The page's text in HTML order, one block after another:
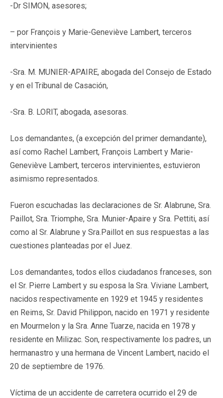
-Dr SIMON, asesores;
– por François y Marie-Geneviève Lambert, terceros
intervinientes
-Sra. M. MUNIER-APAIRE, abogada del Consejo de Estado
y en el Tribunal de Casación,
-Sra. B. LORIT, abogada, asesoras.
Los demandantes, (a excepción del primer demandante),
así como Rachel Lambert, François Lambert y Marie-
Geneviève Lambert, terceros intervinientes, estuvieron
asimismo representados.
Fueron escuchadas las declaraciones de Sr. Alabrune, Sra.
Paillot, Sra. Triomphe, Sra. Munier-Apaire y Sra. Pettiti, así
como al Sr. Alabrune y Sra.Paillot en sus respuestas a las
cuestiones planteadas por el Juez.
Los demandantes, todos ellos ciudadanos franceses, son
el Sr. Pierre Lambert y su esposa la Sra. Viviane Lambert,
nacidos respectivamente en 1929 et 1945 y residentes
en Reims, Sr. David Philippon, nacido en 1971 y residente
en Mourmelon y la Sra. Anne Tuarze, nacida en 1978 y
residente en Milizac. Son, respectivamente los padres, un
hermanastro y una hermana de Vincent Lambert, nacido el
20 de septiembre de 1976.
Víctima de un accidente de carretera ocurrido el 29 de